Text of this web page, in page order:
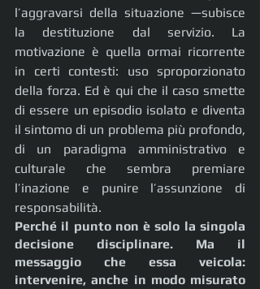
l’aggravarsi della situazione —subisce
la destituzione dal servizio. La
motivazione è quella ormai ricorrente
in certi contesti: uso sproporzionato
della forza. Ed è qui che il caso smette
di essere un episodio isolato e diventa
il sintomo di un problema più profondo,
di un paradigma amministrativo e
culturale che sembra premiare
l’inazione e punire l’assunzione di
responsabilità.
Perché il punto non è solo la singola
decisione disciplinare. Ma il
messaggio che essa veicola:
intervenire, anche in modo misurato